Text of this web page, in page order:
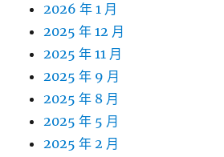
2026 年 1 月
2025 年 12 月
2025 年 11 月
2025 年 9 月
2025 年 8 月
2025 年 5 月
2025 年 2 月